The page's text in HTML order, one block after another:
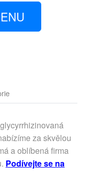
za skvělou
a oblíbená firma
Podívejte se na